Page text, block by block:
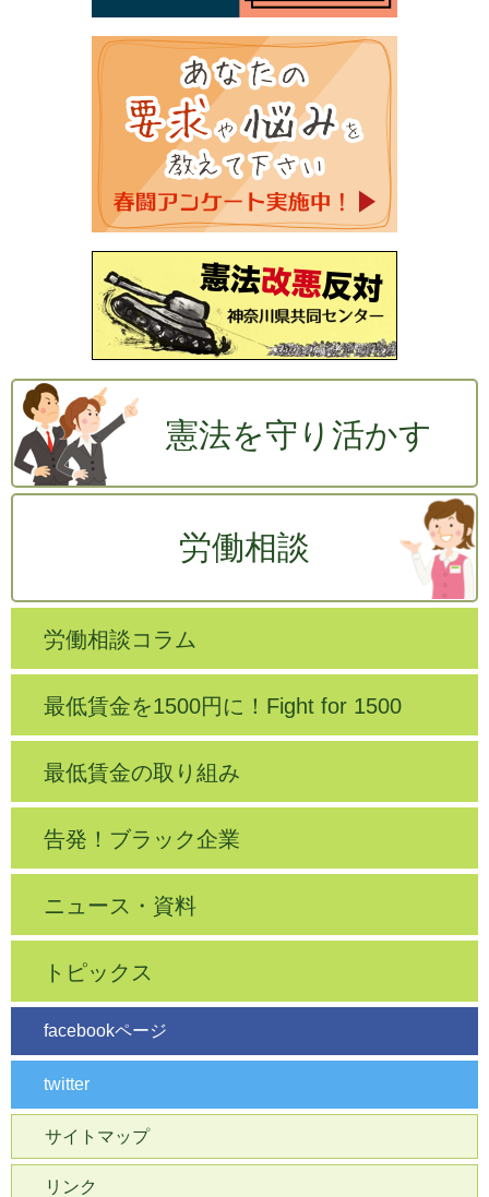
憲法を守り活かす
労働相談
労働相談コラム
最低賃金を1500円に！Fight for 1500
最低賃金の取り組み
告発！ブラック企業
ニュース・資料
トピックス
facebookページ
twitter
サイトマップ
リンク